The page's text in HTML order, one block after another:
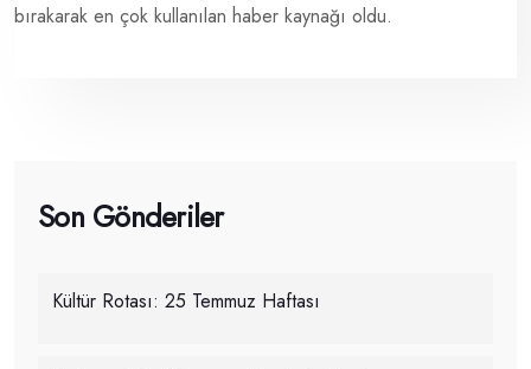
bırakarak en çok kullanılan haber kaynağı oldu.
Son Gönderiler
Kültür Rotası: 25 Temmuz Haftası